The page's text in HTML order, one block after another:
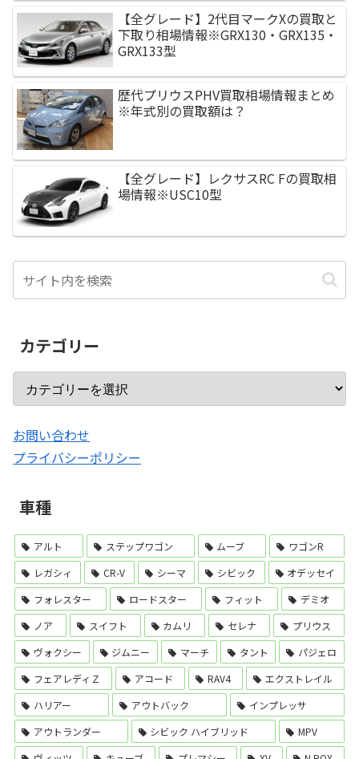
【全グレード】2代目マークXの買取と
下取り相場情報※GRX130・GRX135・
GRX133型
歴代プリウスPHV買取相場情報まとめ
※年式別の買取額は？
【全グレード】レクサスRC Fの買取相
場情報※USC10型
カテゴリー
お問い合わせ
プライバシーポリシー
車種
アルト ステップワゴン ムーブ
ワゴンR
レガシィ
CR-V シーマ シビック
オデッセイ
フォレスター
ロードスター フィット
デミオ
ノア
スイフト カムリ セレナ
プリウス
ヴォクシー
ジムニー マーチ タント
パジェロ
フェアレディＺ
アコード RAV4
エクストレイル
ハリアー
アウトバック
インプレッサ
アウトランダー
シビック ハイブリッド
MPV